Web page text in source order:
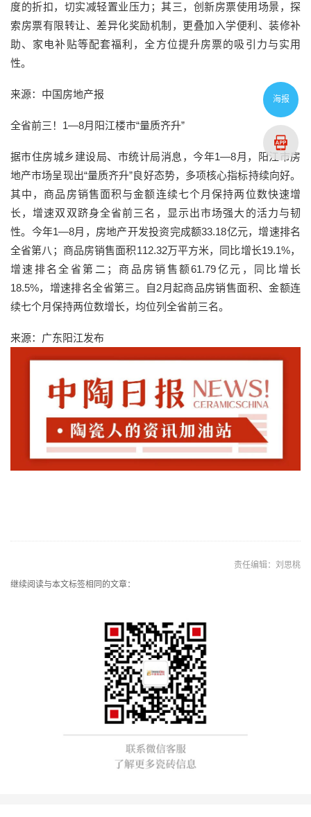
度的折扣，切实减轻置业压力；其三，创新房票使用场景，探
索房票有限转让、差异化奖励机制，更叠加入学便利、装修补
助、家电补贴等配套福利，全方位提升房票的吸引力与实用
性。
来源：中国房地产报
全省前三！1—8月阳江楼市“量质齐升”
据市住房城乡建设局、市统计局消息，今年1—8月，阳江市房
地产市场呈现出“量质齐升”良好态势，多项核心指标持续向好。
其中，商品房销售面积与金额连续七个月保持两位数快速增
长，增速双双跻身全省前三名，显示出市场强大的活力与韧
性。今年1—8月，房地产开发投资完成额33.18亿元，增速排名
全省第八；商品房销售面积112.32万平方米，同比增长19.1%，
增速排名全省第二；商品房销售额61.79亿元，同比增长
18.5%，增速排名全省第三。自2月起商品房销售面积、金额连
续七个月保持两位数增长，均位列全省前三名。
来源：广东阳江发布
责任编辑：刘思桃
继续阅读与本文标签相同的文章：
海报